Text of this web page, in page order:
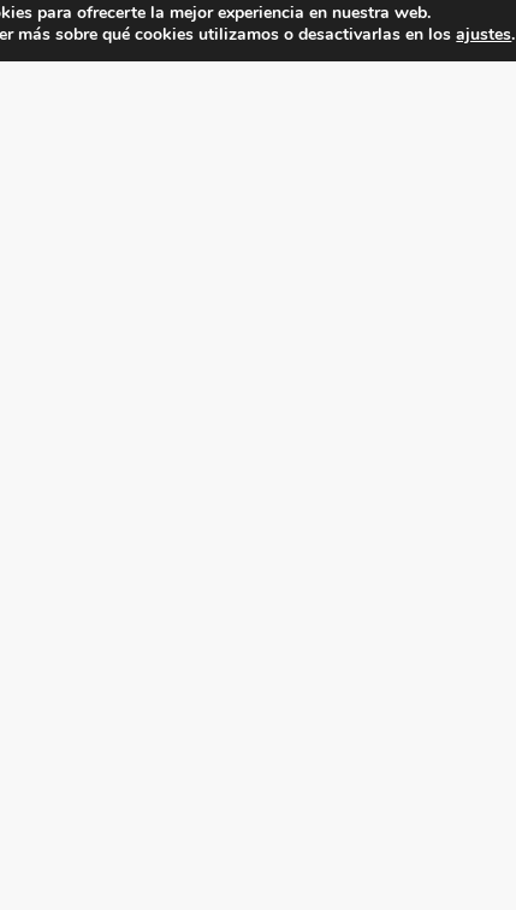
para ofrecerte la mejor experiencia en nuestra web.
más sobre qué cookies utilizamos o desactivarlas en losajustes.